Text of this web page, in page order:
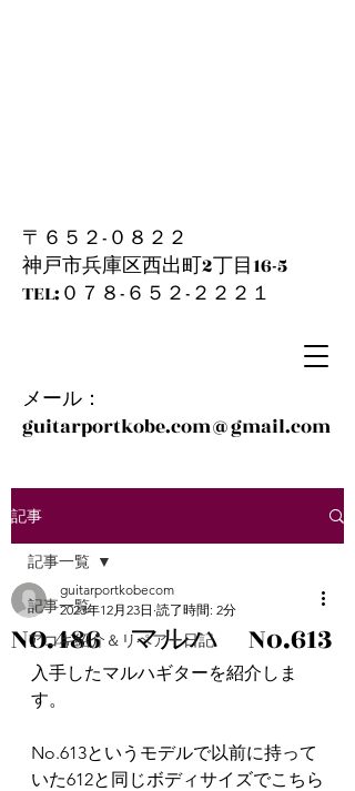
〒６５２-０８２２
神戸市兵庫区西出町2丁目16-5
​TEL:０７８-６５２-２２２１
メール：
guitarportkobe.com@gmail.com
記事
記事一覧
アコギ紹介＆リペアー日記
記事一覧
NO.486 マルハ No.613
guitarportkobecom
2023年12月23日 読了時間: 2分
入手したマルハギターを紹介しま
す。
No.613というモデルで以前に持って
いた612と同じボディサイズでこちら